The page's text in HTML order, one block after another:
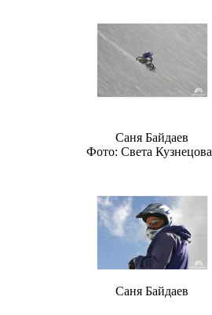
Саня Байдаев
Фото: Света Кузнецова
Саня Байдаев